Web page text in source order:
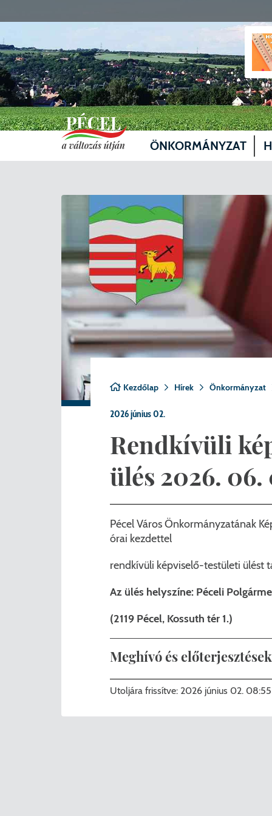
ÖNKORMÁNYZAT
Képviselő-testület
Bizottságok
Döntéshozatal
Nemzetiségi önkormányzat
Önkormányzati kitüntetések
Pályázatok
Belső visszaélés bejelentő
Kezdőlap Hírek Önkormányzat
2026 június 02.
Rendkívüli
ülés 2026. 06.
Pécel Város Önkormányzatának
órai kezdettel
rendkívüli képviselő-testületi ülést
Az ülés helyszíne: Péceli
(2119 Pécel, Kossuth tér 1.)
Meghívó és előterjesztések
00_meghívó_képviselő-
Utoljára frissítve: 2026 június 02. 08:55